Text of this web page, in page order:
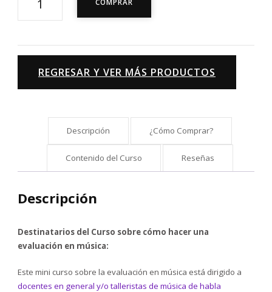
Musical
Sentido
cantidad
COMPRAR
REGRESAR Y VER MÁS PRODUCTOS
Descripción ¿Cómo Comprar?
Contenido del Curso Reseñas
Descripción
Destinatarios del Curso sobre cómo hacer una
evaluación en música:
Este mini curso sobre la evaluación en música está dirigido a
docentes en general y/o talleristas de música de habla